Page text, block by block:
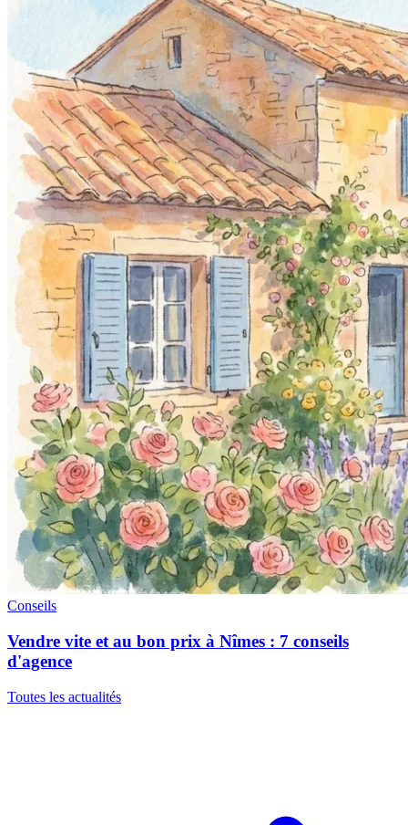
Conseils
Vendre vite et au bon prix à Nîmes : 7 conseils
d'agence
Toutes les actualités